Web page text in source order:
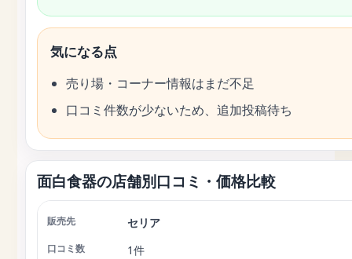
気になる点
売り場・コーナー情報はまだ不足
口コミ件数が少ないため、追加投稿待ち
面白食器の店舗別口コミ・価格比較
店舗 口コミ数 平均評価
セリア
1件